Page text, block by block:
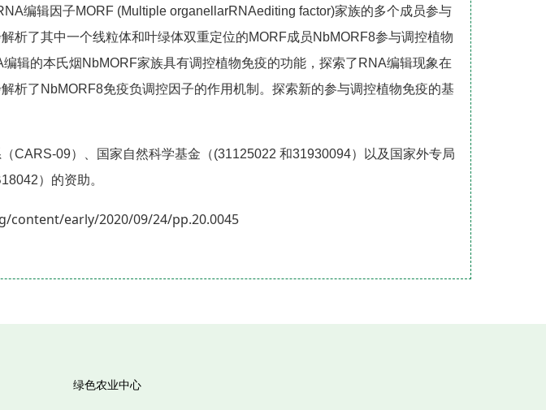
编辑因子MORF (Multiple organellarRNAediting factor)家族的多个成员参与
析了其中一个线粒体和叶绿体双重定位的MORF成员NbMORF8参与调控植物
辑的本氏烟NbMORF家族具有调控植物免疫的功能，探索了RNA编辑现象在
析了NbMORF8免疫负调控因子的作用机制。探索新的参与调控植物免疫的基
CARS-09）、国家自然科学基金（(31125022 和31930094）以及国家外专局
）的资助。
content/early/2020/09/24/pp.20.0045
绿色农业中心